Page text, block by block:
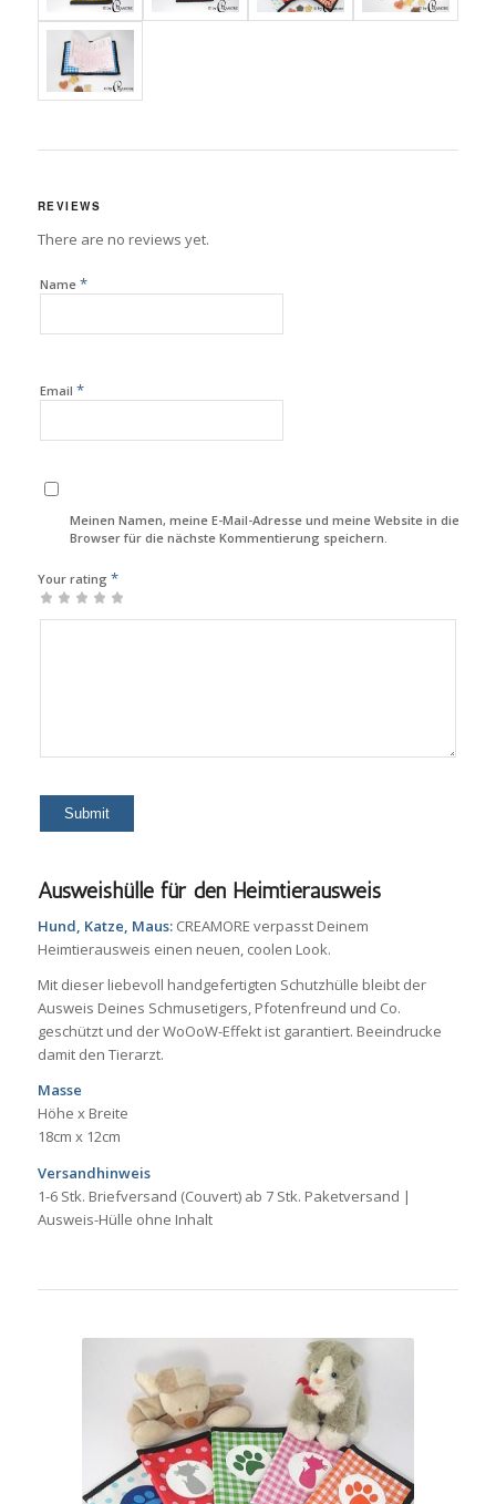
REVIEWS
There are no reviews yet.
Name *
Email *
Meinen Namen, meine E-Mail-Adresse und meine Website in diesem
Browser für die nächste Kommentierung speichern.
Your rating *
1
2
3
4
5
Ausweishülle für den Heimtierausweis
Hund, Katze, Maus: CREAMORE verpasst Deinem
Heimtierausweis einen neuen, coolen Look.
Mit dieser liebevoll handgefertigten Schutzhülle bleibt der
Ausweis Deines Schmusetigers, Pfotenfreund und Co.
geschützt und der WoOoW-Effekt ist garantiert. Beeindrucke
damit den Tierarzt.
Masse
Höhe x Breite
18cm x 12cm
Versandhinweis
1-6 Stk. Briefversand (Couvert) ab 7 Stk. Paketversand |
Ausweis-Hülle ohne Inhalt